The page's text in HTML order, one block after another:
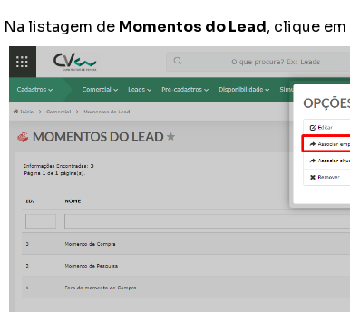
Na listagem de Momentos do Lead, clique em